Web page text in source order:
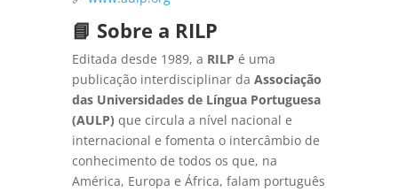
📘 Sobre a RILP
Editada desde 1989, a RILP é uma
publicação interdisciplinar da Associação
das Universidades de Língua Portuguesa
(AULP) que circula a nível nacional e
internacional e fomenta o intercâmbio de
conhecimento de todos os que, na
América, Europa e África, falam português